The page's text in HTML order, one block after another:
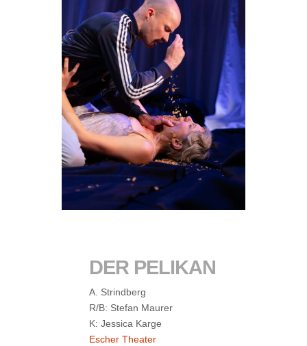
DER PELIKAN
A. Strindberg
R/B: Stefan Maurer
K: Jessica Karge
Escher Theater